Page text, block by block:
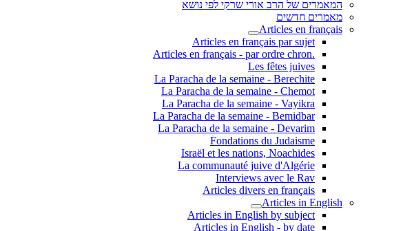
המאמרים של הרב אורי שרקי לפי נושא
מאמרים חדשים
Articles en français
Articles en français par sujet
.Articles en français - par ordre chron
Les fêtes juives
La Paracha de la semaine - Berechite
La Paracha de la semaine - Chemot
La Paracha de la semaine - Vayikra
La Paracha de la semaine - Bemidbar
La Paracha de la semaine - Devarim
Fondations du Judaisme
Israël et les nations, Noachides
La communauté juive d'Algérie
Interviews avec le Rav
Articles divers en français
Articles in English
Articles in English by subject
Articles in English - by date